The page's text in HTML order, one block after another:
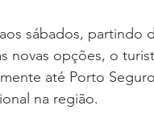
sábados, partindo
novas opções, o
até Porto
na região.